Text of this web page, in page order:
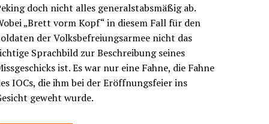
doch nicht alles generalstabsmäßig ab.
„Brett vorm Kopf“ in diesem Fall für den
der Volksbefreiungsarmee nicht das
Sprachbild zur Beschreibung seines
ist. Es war nur eine Fahne, die Fahne
IOCs, die ihm bei der Eröffnungsfeier ins
geweht wurde.